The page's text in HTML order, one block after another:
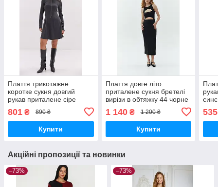
Плаття трикотажне
коротке сукня довгий
рукав приталене сіре
801 ₴ 890 ₴
Купити
Плаття довге літо
приталене сукня бретелі
вирізи в обтяжку 44 чорне
1 140₴ 1 200 ₴
Купити
синє
Акційні пропозиції та новинки
–73% –73%